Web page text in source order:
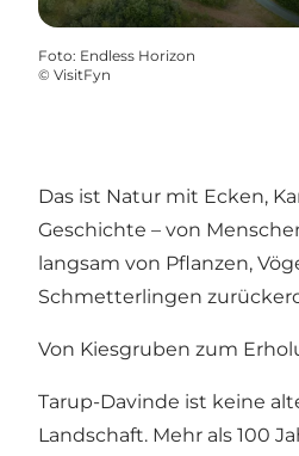
Foto: Endless Horizon
© VisitFyn
Das ist Natur mit Ecken,
Geschichte – von
langsam von Pflanzen,
Schmetterlingen
Von Kiesgruben zum
Tarup-Davinde ist keine
Landschaft. Mehr als 100